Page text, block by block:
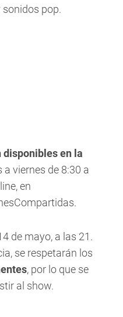
pop.
disponibles en la
a viernes de 8:30 a
en
de mayo, a las 21.
se respetarán los
, por lo que se
al show.